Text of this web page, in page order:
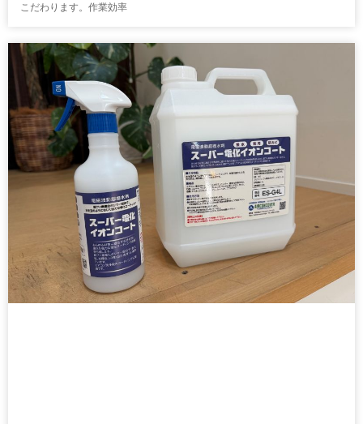
こだわります。作業効率